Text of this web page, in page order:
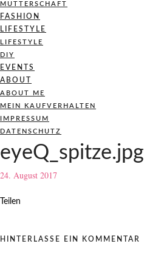
MUTTERSCHAFT
FASHION
LIFESTYLE
LIFESTYLE
DIY
EVENTS
ABOUT
ABOUT ME
MEIN KAUFVERHALTEN
IMPRESSUM
DATENSCHUTZ
eyeQ_spitze.jpg
24. August 2017
Teilen
HINTERLASSE EIN KOMMENTAR